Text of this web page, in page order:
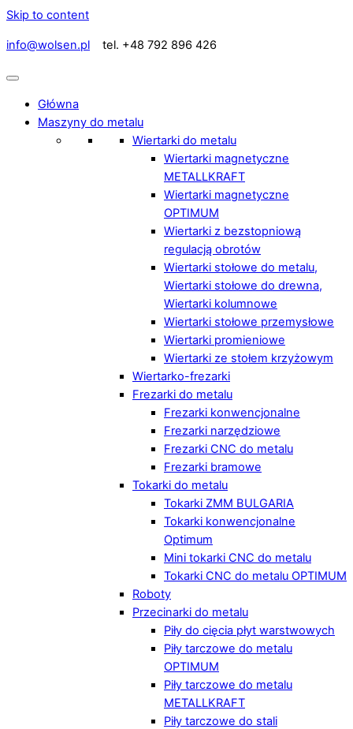
Skip to content
info@wolsen.pl tel. +48 792 896 426
Główna
Maszyny do metalu
Wiertarki do metalu
Wiertarki magnetyczne
METALLKRAFT
Wiertarki magnetyczne
OPTIMUM
Wiertarki z bezstopniową
regulacją obrotów
Wiertarki stołowe do metalu,
Wiertarki stołowe do drewna,
Wiertarki kolumnowe
Wiertarki stołowe przemysłowe
Wiertarki promieniowe
Wiertarki ze stołem krzyżowym
Wiertarko-frezarki
Frezarki do metalu
Frezarki konwencjonalne
Frezarki narzędziowe
Frezarki CNC do metalu
Frezarki bramowe
Tokarki do metalu
Tokarki ZMM BULGARIA
Tokarki konwencjonalne
Optimum
Mini tokarki CNC do metalu
Tokarki CNC do metalu OPTIMUM
Roboty
Przecinarki do metalu
Piły do cięcia płyt warstwowych
Piły tarczowe do metalu
OPTIMUM
Piły tarczowe do metalu
METALLKRAFT
Piły tarczowe do stali